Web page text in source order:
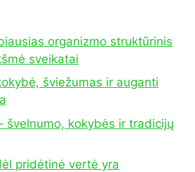
organizmo struktūrinis
sveikatai
šviežumas ir auganti
švelnumo, kokybės ir tradicijų
pridėtinė vertė yra